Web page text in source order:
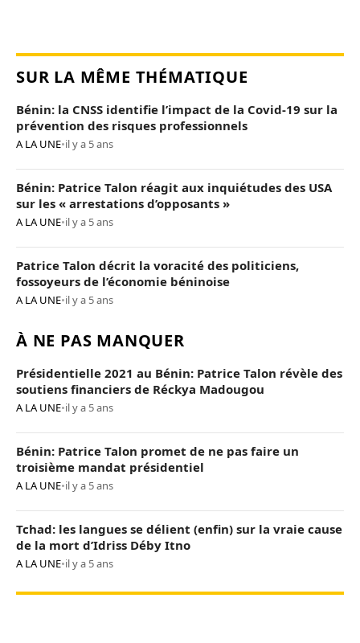
SUR LA MÊME THÉMATIQUE
Bénin: la CNSS identifie l’impact de la Covid-19 sur la
prévention des risques professionnels
A LA UNE•il y a 5 ans
Bénin: Patrice Talon réagit aux inquiétudes des USA
sur les « arrestations d’opposants »
A LA UNE•il y a 5 ans
Patrice Talon décrit la voracité des politiciens,
fossoyeurs de l’économie béninoise
A LA UNE•il y a 5 ans
À NE PAS MANQUER
Présidentielle 2021 au Bénin: Patrice Talon révèle des
soutiens financiers de Réckya Madougou
A LA UNE•il y a 5 ans
Bénin: Patrice Talon promet de ne pas faire un
troisième mandat présidentiel
A LA UNE•il y a 5 ans
Tchad: les langues se délient (enfin) sur la vraie cause
de la mort d’Idriss Déby Itno
A LA UNE•il y a 5 ans